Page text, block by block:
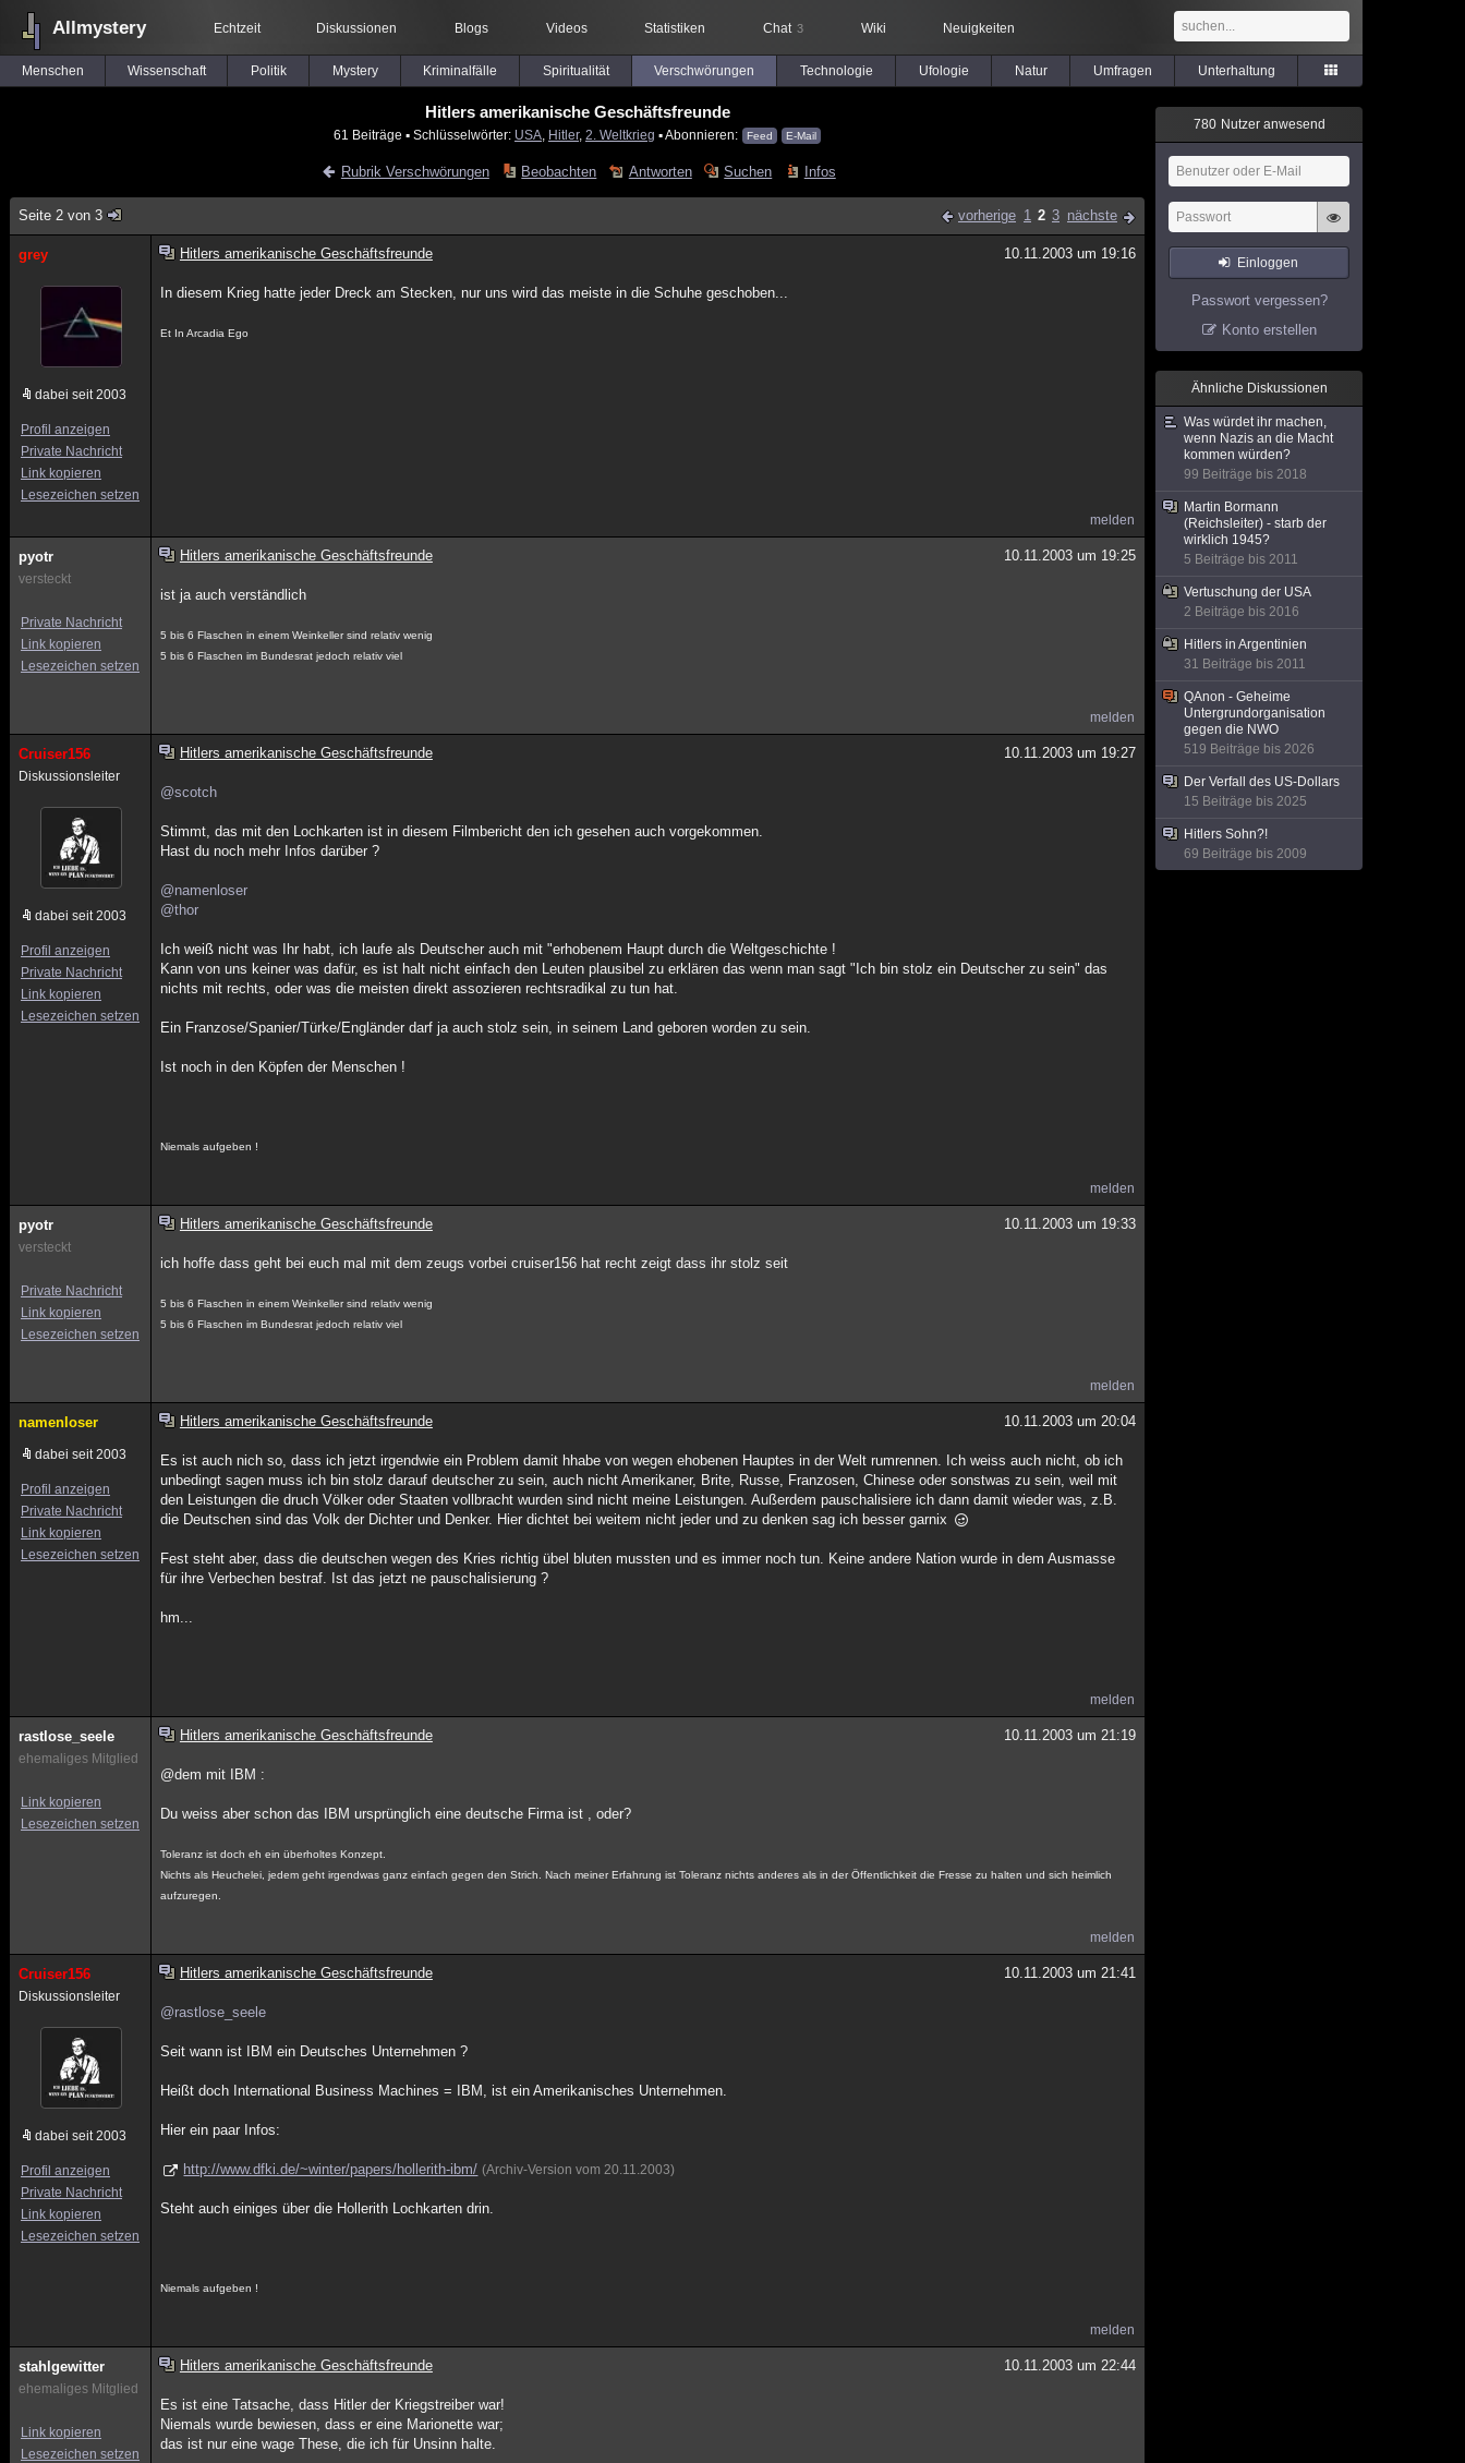
Allmystery Echtzeit Diskussionen Blogs Videos Statistiken Chat 3 Wiki Neuigkeiten
Menschen Wissenschaft Politik Mystery Kriminalfälle Spiritualität Verschwörungen Technologie Ufologie Natur Umfragen Unterhaltung
Hitlers amerikanische Geschäftsfreunde
61 Beiträge ▪ Schlüsselwörter: USA Hitler, 2. Weltkrieg ▪ Abonnieren: Feed E-Mail
Rubrik Verschwörungen Beobachten Antworten Suchen Infos
Seite 2 von 3 vorherige 1 2 3 nächste
grey
dabei seit 2003
Profil anzeigen
Private Nachricht
Link kopieren
Lesezeichen setzen
Hitlers amerikanische Geschäftsfreunde 10.11.2003 um 19:16
In diesem Krieg hatte jeder Dreck am Stecken, nur uns wird das meiste in die Schuhe geschoben...
Et In Arcadia Ego
melden
pyotr
versteckt
Private Nachricht
Link kopieren
Lesezeichen setzen
Hitlers amerikanische Geschäftsfreunde 10.11.2003 um 19:25
ist ja auch verständlich
5 bis 6 Flaschen in einem Weinkeller sind relativ wenig
5 bis 6 Flaschen im Bundesrat jedoch relativ viel
melden
Cruiser156
Diskussionsleiter
dabei seit 2003
Profil anzeigen
Private Nachricht
Link kopieren
Lesezeichen setzen
Hitlers amerikanische Geschäftsfreunde 10.11.2003 um 19:27
@scotch
Stimmt, das mit den Lochkarten ist in diesem Filmbericht den ich gesehen auch vorgekommen.
Hast du noch mehr Infos darüber ?
@namenloser
@thor
Ich weiß nicht was Ihr habt, ich laufe als Deutscher auch mit "erhobenem Haupt durch die Weltgeschichte !
Kann von uns keiner was dafür, es ist halt nicht einfach den Leuten plausibel zu erklären das wenn man sagt "Ich bin stolz ein Deutscher zu sein" das
nichts mit rechts, oder was die meisten direkt assozieren rechtsradikal zu tun hat.
Ein Franzose/Spanier/Türke/Engländer darf ja auch stolz sein, in seinem Land geboren worden zu sein.
Ist noch in den Köpfen der Menschen !
Niemals aufgeben !
melden
pyotr
versteckt
Private Nachricht
Link kopieren
Lesezeichen setzen
Hitlers amerikanische Geschäftsfreunde 10.11.2003 um 19:33
ich hoffe dass geht bei euch mal mit dem zeugs vorbei cruiser156 hat recht zeigt dass ihr stolz seit
5 bis 6 Flaschen in einem Weinkeller sind relativ wenig
5 bis 6 Flaschen im Bundesrat jedoch relativ viel
melden
namenloser
dabei seit 2003
Profil anzeigen
Private Nachricht
Link kopieren
Lesezeichen setzen
Hitlers amerikanische Geschäftsfreunde 10.11.2003 um 20:04
Es ist auch nich so, dass ich jetzt irgendwie ein Problem damit hhabe von wegen ehobenen Hauptes in der Welt rumrennen. Ich weiss auch nicht, ob ich
unbedingt sagen muss ich bin stolz darauf deutscher zu sein, auch nicht Amerikaner, Brite, Russe, Franzosen, Chinese oder sonstwas zu sein, weil mit
den Leistungen die druch Völker oder Staaten vollbracht wurden sind nicht meine Leistungen. Außerdem pauschalisiere ich dann damit wieder was, z.B.
die Deutschen sind das Volk der Dichter und Denker. Hier dichtet bei weitem nicht jeder und zu denken sag ich besser garnix
Fest steht aber, dass die deutschen wegen des Kries richtig übel bluten mussten und es immer noch tun. Keine andere Nation wurde in dem Ausmasse
für ihre Verbechen bestraf. Ist das jetzt ne pauschalisierung ?
hm...
melden
rastlose_seele
ehemaliges Mitglied
Link kopieren
Lesezeichen setzen
Hitlers amerikanische Geschäftsfreunde 10.11.2003 um 21:19
@dem mit IBM :
Du weiss aber schon das IBM ursprünglich eine deutsche Firma ist , oder?
Toleranz ist doch eh ein überholtes Konzept.
Nichts als Heuchelei, jedem geht irgendwas ganz einfach gegen den Strich. Nach meiner Erfahrung ist Toleranz nichts anderes als in der Öffentlichkeit die Fresse zu halten und sich heimlich
aufzuregen.
melden
Cruiser156
Diskussionsleiter
dabei seit 2003
Profil anzeigen
Private Nachricht
Link kopieren
Lesezeichen setzen
Hitlers amerikanische Geschäftsfreunde 10.11.2003 um 21:41
@rastlose_seele
Seit wann ist IBM ein Deutsches Unternehmen ?
Heißt doch International Business Machines = IBM, ist ein Amerikanisches Unternehmen.
Hier ein paar Infos:
http://www.dfki.de/~winter/papers/hollerith-ibm/ (Archiv-Version vom 20.11.2003)
Steht auch einiges über die Hollerith Lochkarten drin.
Niemals aufgeben !
melden
stahlgewitter
ehemaliges Mitglied
Link kopieren
Lesezeichen setzen
Hitlers amerikanische Geschäftsfreunde 10.11.2003 um 22:44
Es ist eine Tatsache, dass Hitler der Kriegstreiber war!
Niemals wurde bewiesen, dass er eine Marionette war;
das ist nur eine wage These, die ich für Unsinn halte.
780 Nutzer anwesend
Einloggen
Passwort vergessen?
Konto erstellen
Ähnliche Diskussionen
Was würdet ihr machen,
wenn Nazis an die Macht
kommen würden?
99 Beiträge bis 2018
Martin Bormann
(Reichsleiter) - starb der
wirklich 1945?
5 Beiträge bis 2011
Vertuschung der USA
2 Beiträge bis 2016
Hitlers in Argentinien
31 Beiträge bis 2011
QAnon - Geheime
Untergrundorganisation
gegen die NWO
519 Beiträge bis 2026
Der Verfall des US-Dollars
15 Beiträge bis 2025
Hitlers Sohn?!
69 Beiträge bis 2009